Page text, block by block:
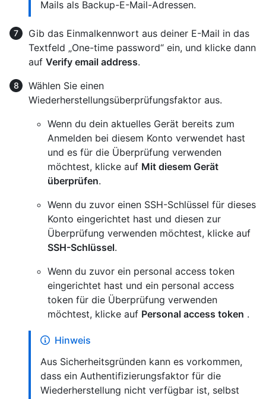
Mails als Backup-E-Mail-Adressen.
Gib das Einmalkennwort aus deiner E-Mail in das
Textfeld „One-time password“ ein, und klicke dann
auf Verify email address.
Wählen Sie einen
Wiederherstellungsüberprüfungsfaktor aus.
Wenn du dein aktuelles Gerät bereits zum
Anmelden bei diesem Konto verwendet hast
und es für die Überprüfung verwenden
möchtest, klicke auf Mit diesem Gerät
überprüfen.
Wenn du zuvor einen SSH-Schlüssel für dieses
Konto eingerichtet hast und diesen zur
Überprüfung verwenden möchtest, klicke auf
SSH-Schlüssel.
Wenn du zuvor ein personal access token
eingerichtet hast und ein personal access
token für die Überprüfung verwenden
möchtest, klicke auf Personal access token .
Hinweis
Aus Sicherheitsgründen kann es vorkommen,
dass ein Authentifizierungsfaktor für die
Wiederherstellung nicht verfügbar ist, selbst